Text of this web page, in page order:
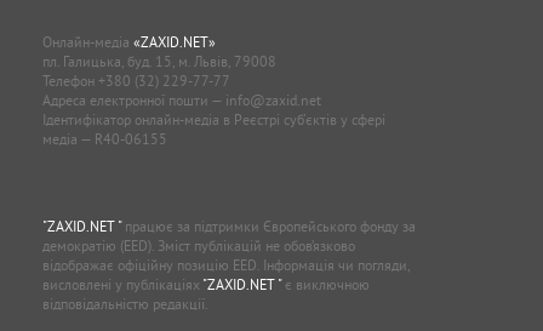
Онлайн-медіа «ZAXID.NET»
пл. Галицька, буд. 15, м. Львів, 79008
Телефон +380 (32) 229-77-77
Адреса електронної пошти — info@zaxid.net
Ідентифікатор онлайн-медіа в Реєстрі суб'єктів у сфері
медіа — R40-06155
"ZAXID.NET "працює за підтримки Європейського фонду за
демократію (EED). Зміст публікацій не обов’язково
відображає офіційну позицію EED. Інформація чи погляди,
висловлені у публікаціях "ZAXID.NET "є виключною
відповідальністю редакції.